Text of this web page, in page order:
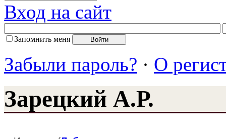
Вход на сайт
Запомнить меня
Забыли пароль? · О
Зарецкий А.Р.